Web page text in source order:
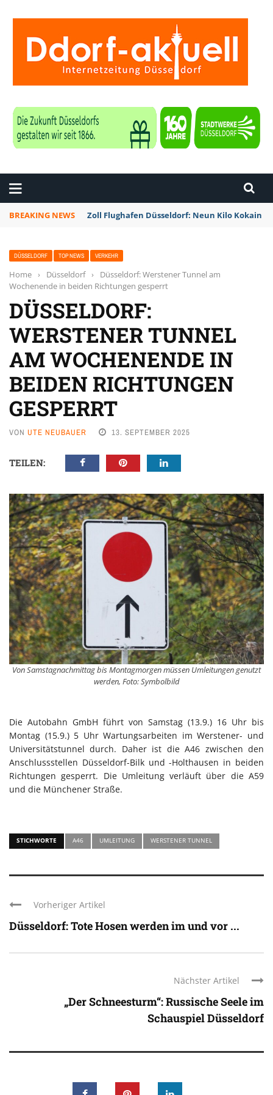
BREAKING NEWS Zoll Flughafen Düsseldorf: Neun Kilo Kokain
DÜSSELDORF TOP NEWS VERKEHR
Home › Düsseldorf ›
Düsseldorf: Werstener Tunnel am
Wochenende in beiden Richtungen gesperrt
DÜSSELDORF:
WERSTENER TUNNEL
AM WOCHENENDE IN
BEIDEN RICHTUNGEN
GESPERRT
VON UTE NEUBAUER 13. SEPTEMBER 2025
TEILEN:
Von Samstagnachmittag bis Montagmorgen müssen Umleitungen genutzt
werden, Foto: Symbolbild
Die Autobahn GmbH führt von Samstag (13.9.) 16 Uhr bis
Montag (15.9.) 5 Uhr Wartungsarbeiten im Werstener- und
Universitätstunnel durch. Daher ist die A46 zwischen den
Anschlussstellen Düsseldorf-Bilk und -Holthausen in beiden
Richtungen gesperrt. Die Umleitung verläuft über die A59
und die Münchener Straße.
STICHWORTE A46 UMLEITUNG WERSTENER TUNNEL
Vorheriger Artikel
Düsseldorf: Tote Hosen werden im und vor ...
Nächster Artikel
„Der Schneesturm“: Russische Seele im
Schauspiel Düsseldorf